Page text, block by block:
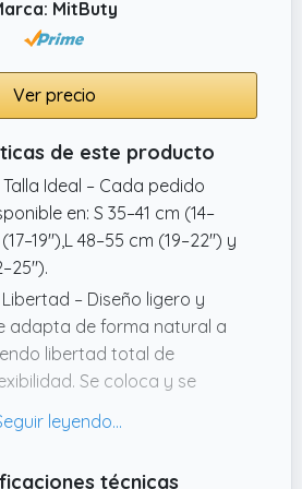
MitButy
Ver precio
de este producto
Ideal – Cada pedido
en: S 35–41 cm (14–
48–55 cm (19–22") y
– Diseño ligero y
adapta de forma natural a
libertad total de
Se coloca y se
técnicas